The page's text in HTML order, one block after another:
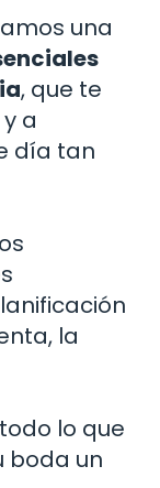
una
, que te
a
día tan
la
lo que
boda un